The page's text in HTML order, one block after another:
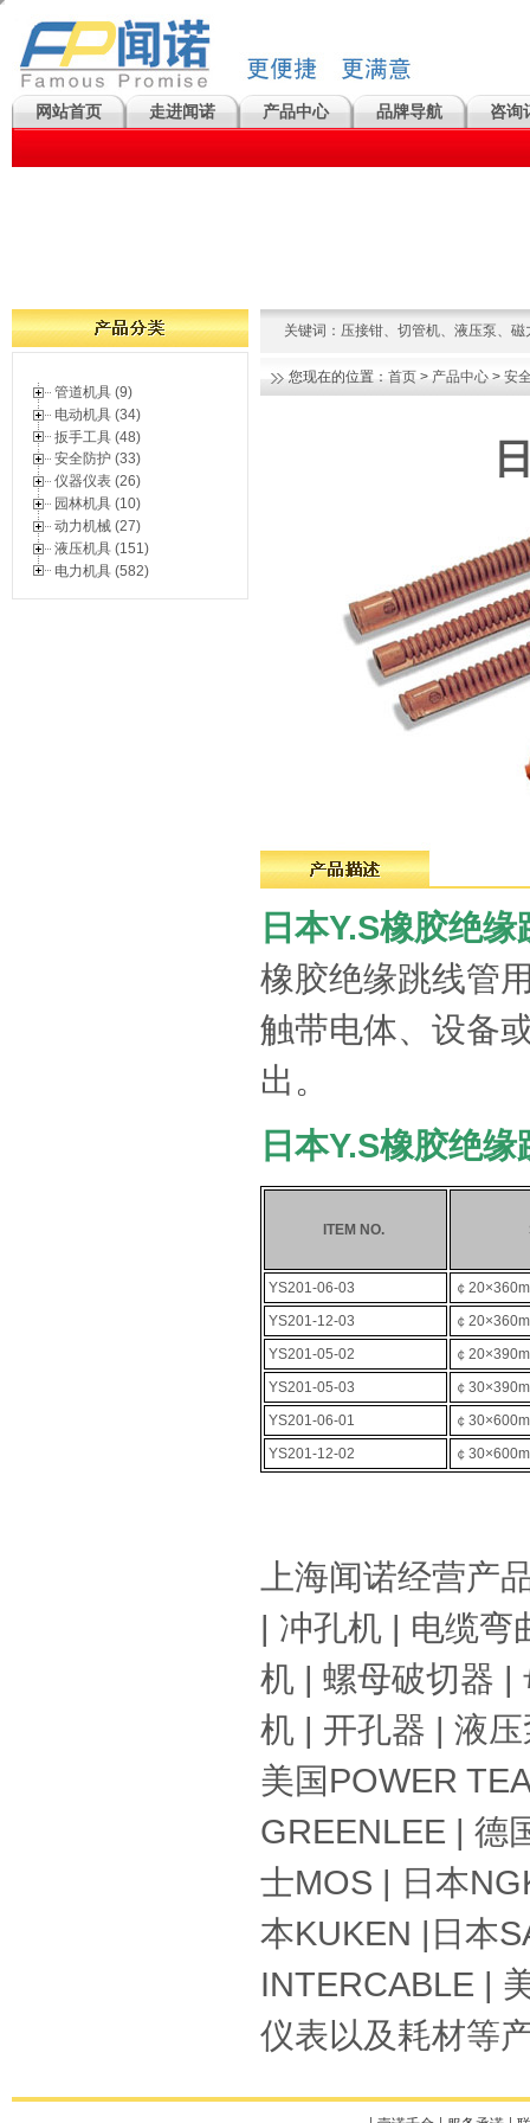
网站首页 走进闻诺 产品中心 品牌导航 咨询
管道机具 (9)
电动机具 (34)
扳手工具 (48)
安全防护 (33)
仪器仪表 (26)
园林机具 (10)
动力机械 (27)
液压机具 (151)
电力机具 (582)
关键词： 压接钳、 切管机、 液压泵、 磁
您现在的位置： 首页 > 产品中心 > 安
日本Y.S橡胶绝
橡胶绝缘跳线管
触带电体、设备
出。
日本Y.S橡胶绝
ITEM NO.
YS201-06-03
￠
YS201-12-03
￠
YS201-05-02
￠
YS201-05-03
￠
YS201-06-01
￠
YS201-12-02
￠
上海闻诺经营产
| 冲孔机 | 电缆弯
机 | 螺母破切器 |
机 | 开孔器 | 液
美国 POWER
GREENLEE | 德
士MOS | 日本
本KUKEN |日本
INTERCABLE |
仪表以及耗材等